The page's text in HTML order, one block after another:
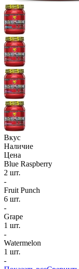
Вкус
Наличие
Цена
Blue Raspberry
2 шт.
-
Fruit Punch
6 шт.
-
Grape
1 шт.
-
Watermelon
1 шт.
-